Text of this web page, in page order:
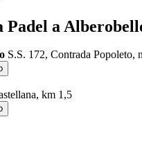
Padel a
S.S. 172, Contrada Popoleto,
km 1,5